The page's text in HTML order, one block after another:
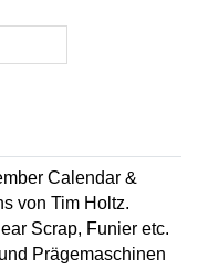
Calendar &
von Tim Holtz.
Scrap, Funier etc.
Prägemaschinen